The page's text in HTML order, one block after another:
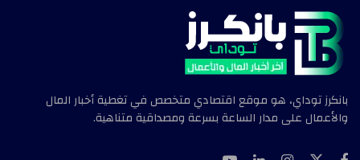
بانكرز توداي، هو موقع اقتصادي متخصص في تغطية أخبار المال
والأعمال على مدار الساعة بسرعة ومصداقية متناهية.